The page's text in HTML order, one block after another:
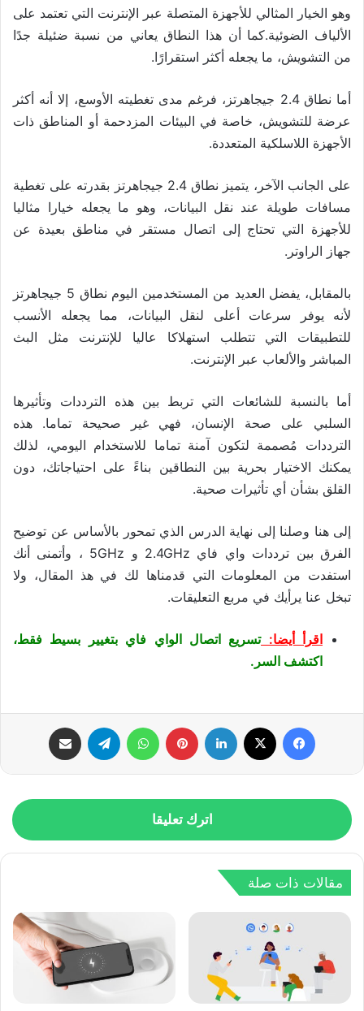
وهو الخيار المثالي للأجهزة المتصلة عبر الإنترنت التي تعتمد على
الألياف الضوئية.كما أن هذا النطاق يعاني من نسبة ضئيلة جدًا
من التشويش، ما يجعله أكثر استقرارًا.
أما نطاق 2.4 جيجاهرتز، فرغم مدى تغطيته الأوسع، إلا أنه أكثر
عرضة للتشويش، خاصة في البيئات المزدحمة أو المناطق ذات
الأجهزة اللاسلكية المتعددة.
على الجانب الآخر، يتميز نطاق 2.4 جيجاهرتز بقدرته على تغطية
مسافات طويلة عند نقل البيانات، وهو ما يجعله خيارا مثاليا
للأجهزة التي تحتاج إلى اتصال مستقر في مناطق بعيدة عن
جهاز الراوتر.
بالمقابل، يفضل العديد من المستخدمين اليوم نطاق 5 جيجاهرتز
لأنه يوفر سرعات أعلى لنقل البيانات، مما يجعله الأنسب
للتطبيقات التي تتطلب استهلاكا عاليا للإنترنت مثل البث
المباشر والألعاب عبر الإنترنت.
أما بالنسبة للشائعات التي تربط بين هذه الترددات وتأثيرها
السلبي على صحة الإنسان، فهي غير صحيحة تماما. هذه
الترددات مُصممة لتكون آمنة تماما للاستخدام اليومي، لذلك
يمكنك الاختيار بحرية بين النطاقين بناءً على احتياجاتك، دون
القلق بشأن أي تأثيرات صحية.
إلى هنا وصلنا إلى نهاية الدرس الذي تمحور بالأساس عن توضيح
الفرق بين ترددات واي فاي 2.4GHz و 5GHz ، وأتمنى أنك
استفدت من المعلومات التي قدمناها لك في هذ المقال، ولا
تبخل عنا يرأيك في مربع التعليقات.
اقرأ أيضا:تسريع اتصال الواي فاي بتغيير بسيط فقط،
اكتشف السر.
اترك تعليقا
مقالات ذات صلة